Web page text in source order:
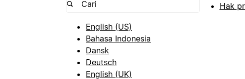
English (US)
Bahasa Indonesia
Dansk
Deutsch
English (UK)
Hak